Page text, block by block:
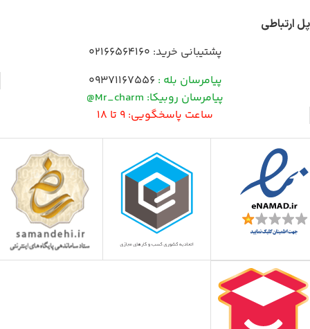
پل ارتباطی
پشتیبانی خرید: 02166564160
پیامرسان بله : 09371167556
پیامرسان روبیکا: Mr_charm@
ساعت پاسخگویی: 9 تا 18